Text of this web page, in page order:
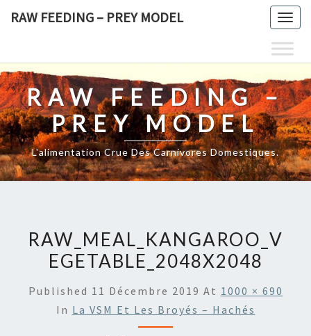
RAW FEEDING – PREY MODEL
RAW FEEDING –
PREY MODEL
L'alimentation Crue Des Carnivores Domestiques.
RAW_MEAL_KANGAROO_V
EGETABLE_2048X2048
Published 11 Décembre 2019 At 1000 × 690
In La VSM Et Les Broyés – Hachés